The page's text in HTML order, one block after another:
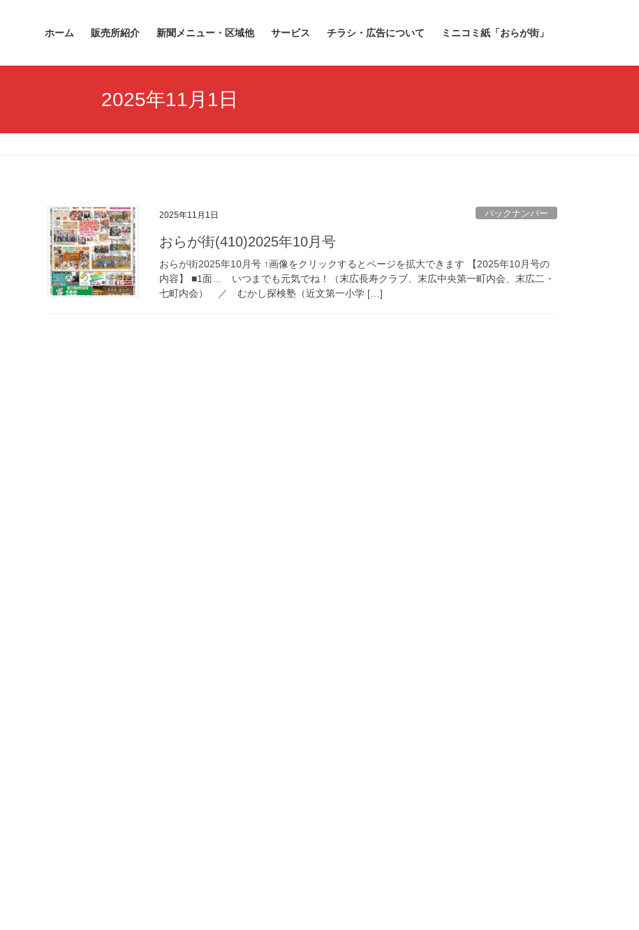
ホーム 販売所紹介 新聞メニュー・区域他 サービス チラシ・広告について ミニコミ紙「おらが街」
2025年11月1日
2025年11月1日 バックナンバー
おらが街(410)2025年10月号
おらが街2025年10月号 ↑画像をクリックするとページを拡大できます 【2025年10月号の
内容】 ■1面… いつまでも元気でね！（末広長寿クラブ、末広中央第一町内会、末広二・
七町内会） ／ むかし探検塾（近文第一小学 […]